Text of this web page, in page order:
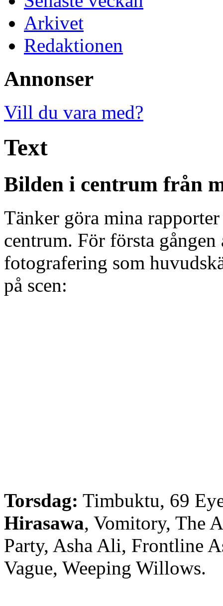
Arkivet
Redaktionen
Annonser
Vill du vara med?
Text
Bilden i centrum från
Tänker göra mina
centrum. För första
fotografering som
på scen:
Torsdag: Timbuktu, 69
Hirasawa, Vomitory, The
Party, Asha Ali, Frontline
Vague, Weeping Willows.